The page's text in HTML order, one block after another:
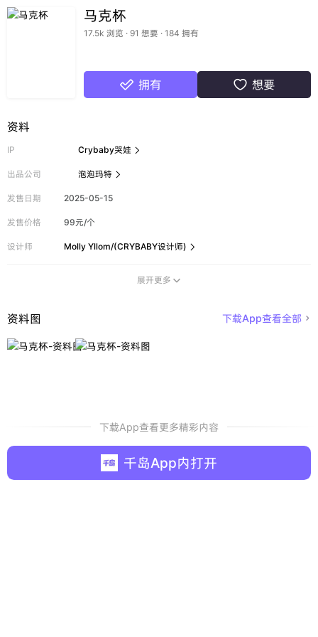
马克杯
17.5k 浏览 · 91 想要 · 184 拥有
 拥有  想要
资料
IP Crybaby哭娃 
出品公司 泡泡玛特 
发售日期 2025-05-15
发售价格 99元/个
设计师 Molly Yllom/(CRYBABY设计师) 
展开更多 
资料图 下载App查看全部 
下载App查看更多精彩内容
千岛App内打开